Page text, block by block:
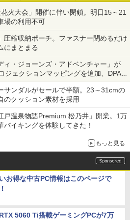
火大会」開催に伴い閉鎖。明日15～21
場の利用不可
圧縮収納ポーチ。ファスナー閉めるだけ
にまとまる
ィ・ジョーンズ・アドベンチャー」が
ジェクションマッピングを追加、DPA
サンダルがセールで半額。23～31cmの
のクッション素材を採用
戸温泉物語Premium 松乃井」開業。1万
イキングを体験してきた！
もっと見る
お得な中古PC情報はこのページで
5060 Ti搭載ゲーミングPCが7万